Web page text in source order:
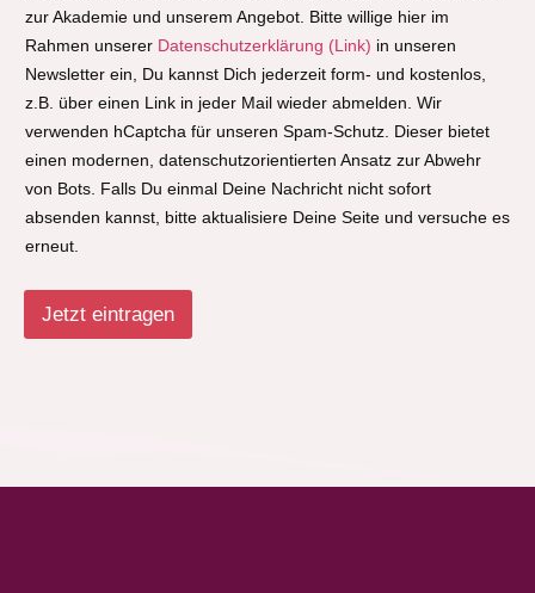
zur Akademie und unserem Angebot. Bitte willige hier im
Rahmen unserer Datenschutzerklärung (Link) in unseren
Newsletter ein, Du kannst Dich jederzeit form- und kostenlos,
z.B. über einen Link in jeder Mail wieder abmelden. Wir
verwenden hCaptcha für unseren Spam-Schutz. Dieser bietet
einen modernen, datenschutzorientierten Ansatz zur Abwehr
von Bots. Falls Du einmal Deine Nachricht nicht sofort
absenden kannst, bitte aktualisiere Deine Seite und versuche es
erneut.
Jetzt eintragen